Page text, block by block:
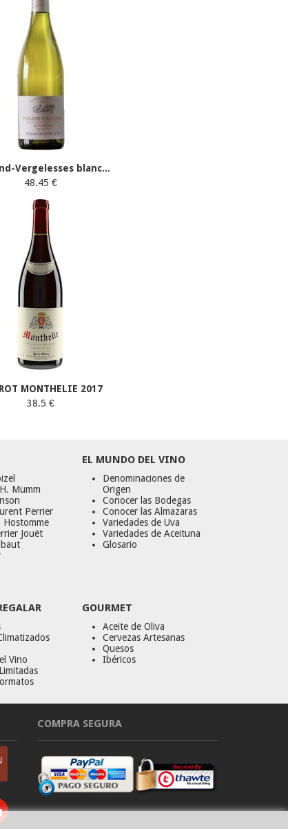
Vergelesses blanc...
48.45 €
MONTHELIE 2017
38.5 €
Mumm
Perrier
Hostomme
Jouët
EL MUNDO DEL VINO
Denominaciones de
Origen
Conocer las Bodegas
Conocer las Almazaras
Variedades de Uva
Variedades de Aceituna
Glosario
Vino
GOURMET
Aceite de Oliva
Cervezas Artesanas
Quesos
Ibéricos
COMPRA SEGURA